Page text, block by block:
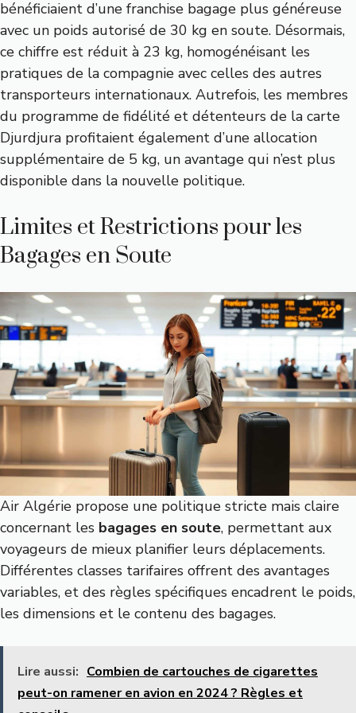
bénéficiaient d’une franchise bagage plus généreuse
avec un poids autorisé de 30 kg en soute. Désormais,
ce chiffre est réduit à 23 kg, homogénéisant les
pratiques de la compagnie avec celles des autres
transporteurs internationaux. Autrefois, les membres
du programme de fidélité et détenteurs de la carte
Djurdjura profitaient également d’une allocation
supplémentaire de 5 kg, un avantage qui n’est plus
disponible dans la nouvelle politique.
Limites et Restrictions pour les
Bagages en Soute
Air Algérie propose une politique stricte mais claire
concernant les bagages en soute, permettant aux
voyageurs de mieux planifier leurs déplacements.
Différentes classes tarifaires offrent des avantages
variables, et des règles spécifiques encadrent le poids,
les dimensions et le contenu des bagages.
Lire aussi: Combien de cartouches de cigarettes
peut-on ramener en avion en 2024 ? Règles et